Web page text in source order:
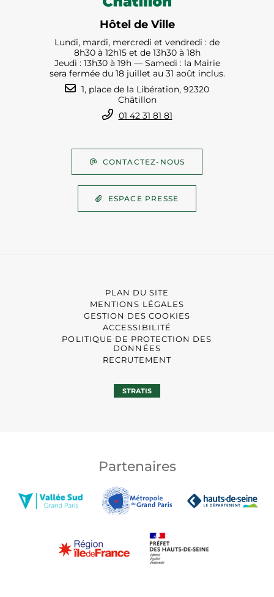
Hôtel de Ville
Lundi, mardi, mercredi et vendredi : de
8h30 à 12h15 et de 13h30 à 18h
Jeudi : 13h30 à 19h — Samedi : la Mairie
sera fermée du 18 juillet au 31 août inclus.
1, place de la Libération, 92320
Châtillon
01 42 31 81 81
CONTACTEZ-NOUS
ESPACE PRESSE
PLAN DU SITE
MENTIONS LÉGALES
GESTION DES COOKIES
ACCESSIBILITÉ
POLITIQUE DE PROTECTION DES
DONNÉES
RECRUTEMENT
STRATIS
Partenaires